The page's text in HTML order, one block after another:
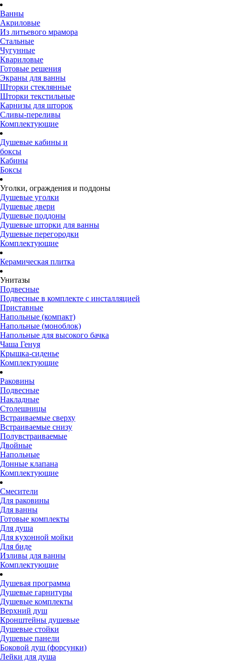
Ванны
Акриловые
Из литьевого мрамора
Стальные
Чугунные
Квариловые
Готовые решения
Экраны для ванны
Шторки стеклянные
Шторки текстильные
Карнизы для шторок
Сливы-переливы
Комплектующие
Душевые кабины и
боксы
Кабины
Боксы
Уголки, ограждения и поддоны
Душевые уголки
Душевые двери
Душевые поддоны
Душевые шторки для ванны
Душевые перегородки
Комплектующие
Керамическая плитка
Унитазы
Подвесные
Подвесные в комплекте с инсталляцией
Приставные
Напольные (компакт)
Напольные (моноблок)
Напольные для высокого бачка
Чаша Генуя
Крышка-сиденье
Комплектующие
Раковины
Подвесные
Накладные
Столешницы
Встраиваемые сверху
Встраиваемые снизу
Полувстраиваемые
Двойные
Напольные
Донные клапана
Комплектующие
Смесители
Для раковины
Для ванны
Готовые комплекты
Для душа
Для кухонной мойки
Для биде
Изливы для ванны
Комплектующие
Душевая программа
Душевые гарнитуры
Душевые комплекты
Верхний душ
Кронштейны душевые
Душевые стойки
Душевые панели
Боковой душ (форсунки)
Лейки для душа